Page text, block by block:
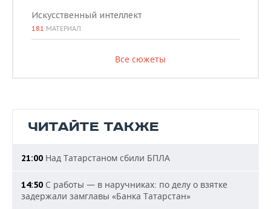
Искусственный интеллект
181 МАТЕРИАЛ
Все сюжеты
ЧИТАЙТЕ ТАКЖЕ
21:00 Над Татарстаном сбили БПЛА
14:50 С работы — в наручниках: по делу о взятке
задержали замглавы «Банка Татарстан»